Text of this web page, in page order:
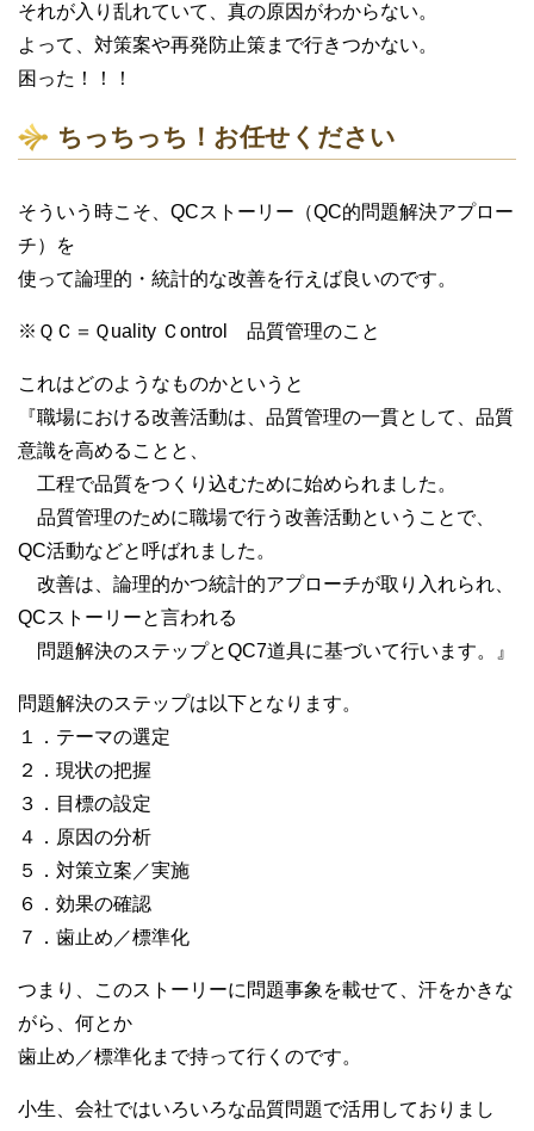
それが入り乱れていて、真の原因がわからない。
よって、対策案や再発防止策まで行きつかない。
困った！！！
ちっちっち！お任せください
そういう時こそ、QCストーリー（QC的問題解決アプロー
チ）を
使って論理的・統計的な改善を行えば良いのです。
※ＱＣ＝Ｑuality Ｃontrol 品質管理のこと
これはどのようなものかというと
『職場における改善活動は、品質管理の一貫として、品質
意識を高めることと、
工程で品質をつくり込むために始められました。
品質管理のために職場で行う改善活動ということで、
QC活動などと呼ばれました。
改善は、論理的かつ統計的アプローチが取り入れられ、
QCストーリーと言われる
問題解決のステップとQC7道具に基づいて行います。』
問題解決のステップは以下となります。
１．テーマの選定
２．現状の把握
３．目標の設定
４．原因の分析
５．対策立案／実施
６．効果の確認
７．歯止め／標準化
つまり、このストーリーに問題事象を載せて、汗をかきな
がら、何とか
歯止め／標準化まで持って行くのです。
小生、会社ではいろいろな品質問題で活用しておりまし